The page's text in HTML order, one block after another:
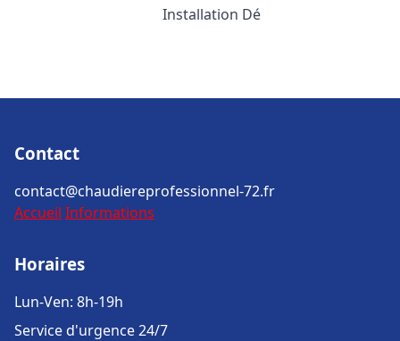
Installation Dé
Contact
contact@chaudiereprofessionnel-72.fr
Accueil Informations
Horaires
Lun-Ven: 8h-19h
Service d'urgence 24/7